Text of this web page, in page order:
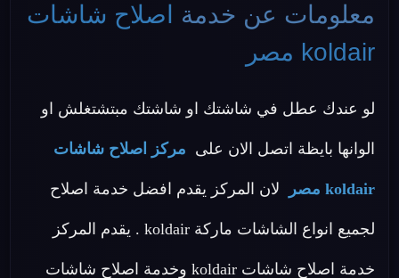
معلومات عن خدمة
اصلاح شاشات
koldair مصر
لو عندك عطل في شاشتك او شاشتك مبتشتغلش او
الوانها بايظة اتصل الان على مركز اصلاح شاشات
koldair مصر لان المركز يقدم افضل خدمة اصلاح
لجميع انواع الشاشات ماركة koldair . يقدم المركز
خدمة اصلاح شاشات koldair وخدمة اصلاح شاشات